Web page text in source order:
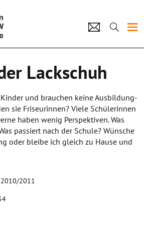
Lackschuh
und brauchen keine Ausbildung-
sie Friseurinnen? Viele Schülerinnen
haben wenig Perspektiven. Was
passiert nach der Schule? Wünsche
oder bleibe ich gleich zu Hause und
doch lieber Topmodell? Das
Mädchen. Viele Schülerinnen an
haben einen Migrationshintergrund
ihrer Zukunftsvisionen auch durch
geprägt. Sie wollen dem
2010/2011